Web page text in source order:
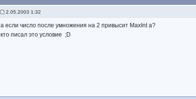
2.05.2003 1:32
а если число после умножения на 2 привысит MaxInt а?
кто писал это условие ;D